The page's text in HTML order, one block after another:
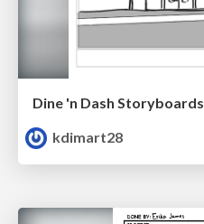
Dine 'n Dash Storyboards
kdimart28